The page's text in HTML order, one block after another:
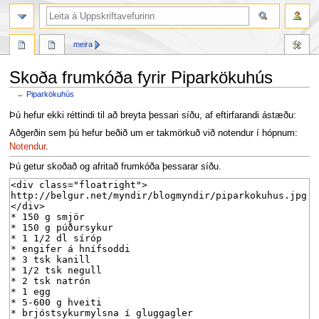
Skoða frumkóða fyrir Piparkökuhús
←Piparkökuhús
Fara
flakk
Fara
leit
Þú hefur ekki réttindi til að breyta þessari síðu, af eftirfarandi ástæðu:
Aðgerðin sem þú hefur beðið um er takmörkuð við notendur í hópnum:
Notendur.
Þú getur skoðað og afritað frumkóða þessarar síðu.
meira
leit